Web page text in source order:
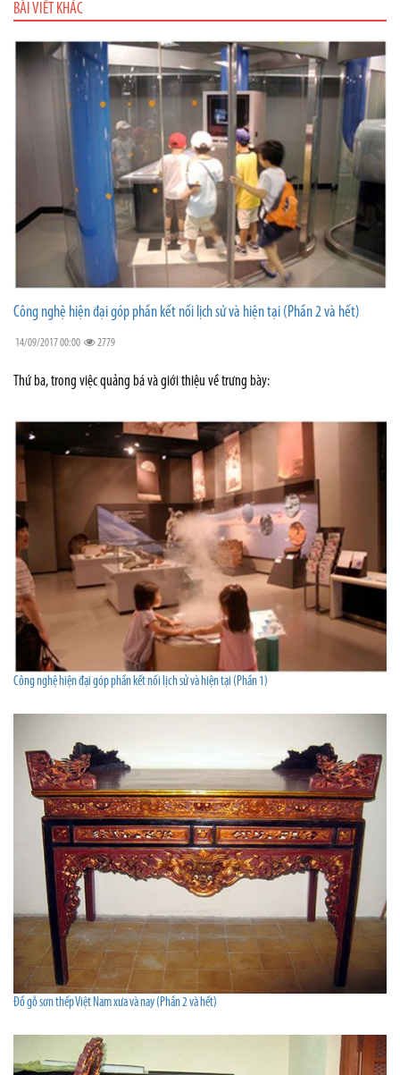
BÀI VIẾT KHÁC
Công nghệ hiện đại góp phần kết nối lịch sử và hiện tại (Phần 2 và hết)
14/09/2017 00:00 2779
Thứ ba, trong việc quảng bá và giới thiệu về trưng bày:
Công nghệ hiện đại góp phần kết nối lịch sử và hiện tại (Phần 1)
Đồ gỗ sơn thếp Việt Nam xưa và nay (Phần 2 và hết)